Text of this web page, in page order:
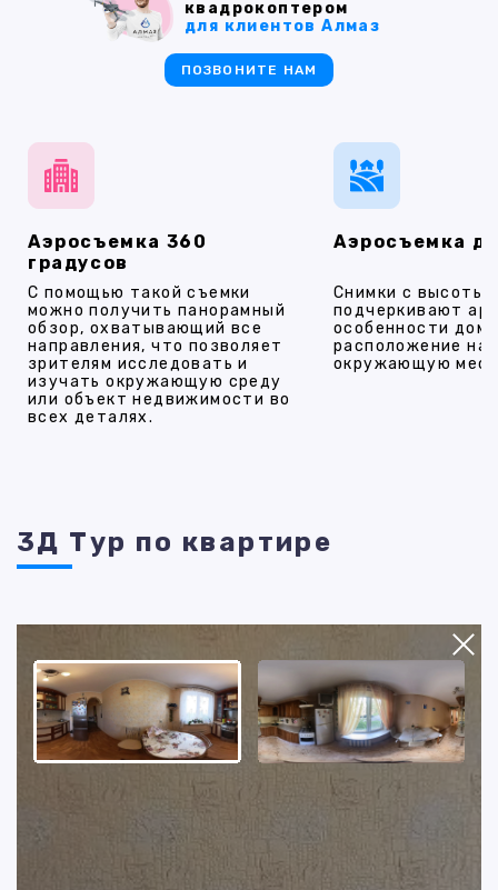
Аэросъемка 360
градусов
С помощью такой съемки
можно получить панорамный
обзор, охватывающий все
направления, что позволяет
зрителям исследовать и
изучать окружающую среду
или объект недвижимости во
всех деталях.
Аэросъемка
Снимки с высоты
подчеркивают
особенности
расположение на
окружающую
квадрокоптером
для клиентов Алмаз
ПОЗВОНИТЕ НАМ
3Д Тур по квартире